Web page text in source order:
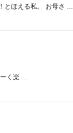
とほえる私。 お母さ ...
く楽 ...